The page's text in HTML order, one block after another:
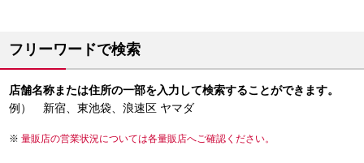
フリーワードで検索
店舗名称または住所の一部を入力して検索することができます。
例） 新宿、東池袋、浪速区 ヤマダ
量販店の営業状況については各量販店へご確認ください。